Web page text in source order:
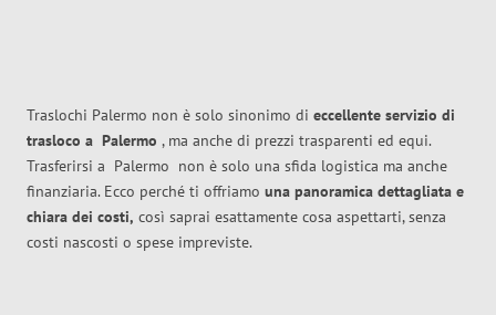
Traslochi Palermo non è solo sinonimo di eccellente servizio di
trasloco a Palermo , ma anche di prezzi trasparenti ed equi.
Trasferirsi a Palermo non è solo una sfida logistica ma anche
finanziaria. Ecco perché ti offriamo una panoramica dettagliata e
chiara dei costi, così saprai esattamente cosa aspettarti, senza
costi nascosti o spese impreviste.